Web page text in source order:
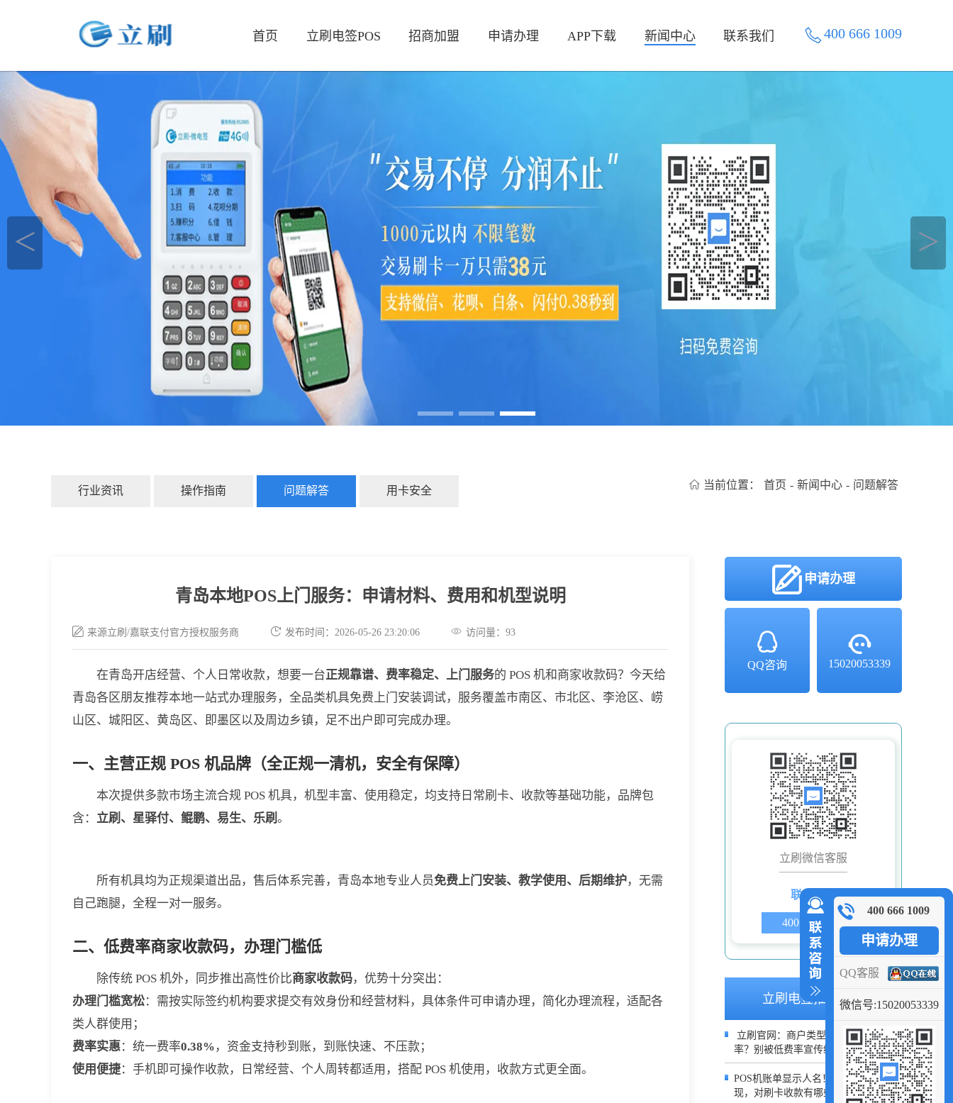
首页 立刷电签POS 招商加盟 申请办理 APP下载 新闻中心 联系我们 400 666 1009
＜ ＞
行业资讯 操作指南 问题解答 用卡安全 当前位置： 首页 - 新闻中心 - 问题解答
青岛本地POS上门服务：申请材料、费用和机型说明
来源立刷/嘉联支付官方授权服务商 发布时间：2026-05-26 23:20:06 访问量： 93
在青岛开店经营、个人日常收款，想要一台正规靠谱、费率稳定、上门服务的 POS 机和商家收款码？今天给
青岛各区朋友推荐本地一站式办理服务，全品类机具免费上门安装调试，服务覆盖市南区、市北区、李沧区、崂
山区、城阳区、黄岛区、即墨区以及周边乡镇，足不出户即可完成办理。
一、主营正规 POS 机品牌（全正规一清机，安全有保障）
本次提供多款市场主流合规 POS 机具，机型丰富、使用稳定，均支持日常刷卡、收款等基础功能，品牌包
含： 立刷、星驿付、鲲鹏、易生、乐刷 。
所有机具均为正规渠道出品，售后体系完善，青岛本地专业人员免费上门安装、教学使用、后期维护，无需
自己跑腿，全程一对一服务。
二、低费率商家收款码，办理门槛低
除传统 POS 机外，同步推出高性价比商家收款码，优势十分突出：
办理门槛宽松：需按实际签约机构要求提交有效身份和经营材料，具体条件可申请办理，简化办理流程，适配各
类人群使用；
费率实惠：统一费率0.38% ，资金支持秒到账，到账快速、不压款；
使用便捷：手机即可操作收款，日常经营、个人周转都适用，搭配 POS 机使用，收款方式更全面。
申请办理
QQ咨询 15020053339
立刷微信客服
联系电话
400 666 1009
立刷电签推荐文章
立刷官网：商户类型决定POS机费
率？别被低费率宣传给蒙蔽了
POS机账单显示人名！哪类入网会出
现，对刷卡收款有哪些影响？
400 666 1009
申请办理
QQ客服
微信号:15020053339